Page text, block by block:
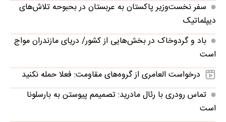
سفر نخست‌وزیر پاکستان به عربستان در بحبوحه تلاش‌های
دیپلماتیک
باد و گردوخاک در بخش‌هایی از کشور/ دریای مازندران مواج
است
درخواست العامری از گروه‌های مقاومت: فعلا حمله نکنید
تماس رودری با رئال مادرید: تصمیمم پیوستن به بارسلونا
است